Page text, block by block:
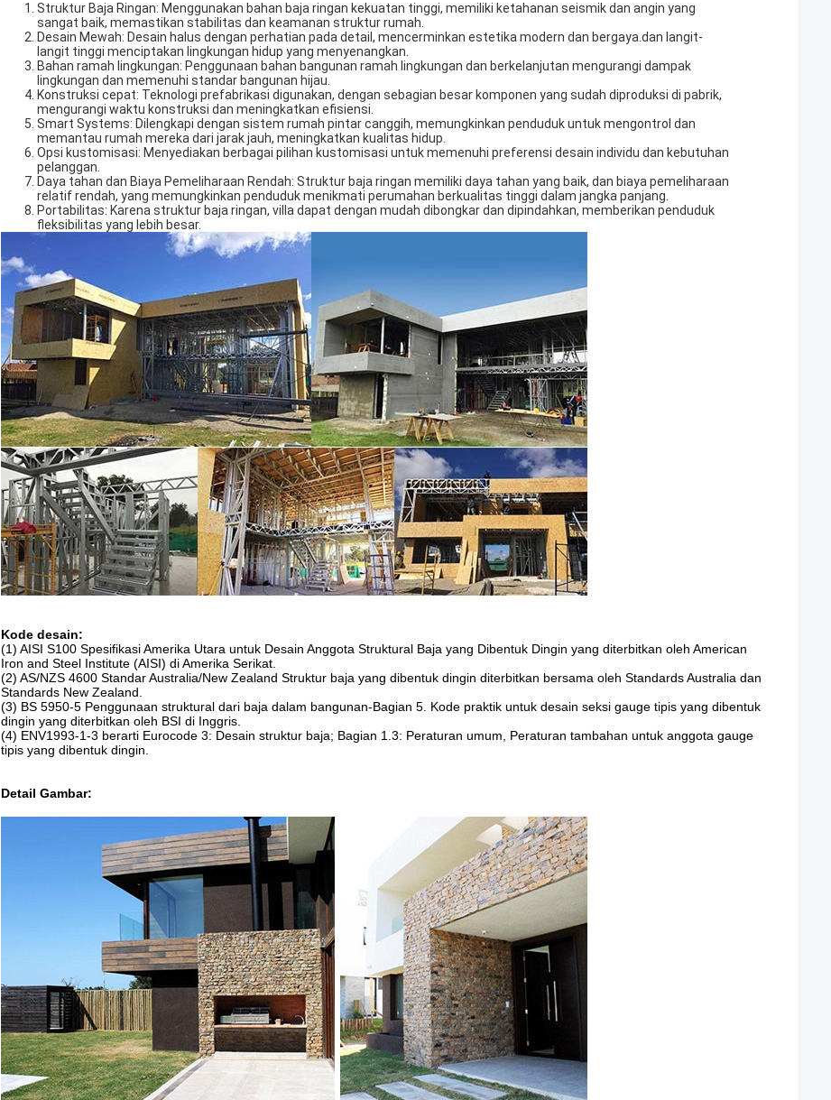
Struktur Baja Ringan: Menggunakan bahan baja ringan kekuatan tinggi, memiliki ketahanan seismik dan angin yang
sangat baik, memastikan stabilitas dan keamanan struktur rumah.
Desain Mewah: Desain halus dengan perhatian pada detail, mencerminkan estetika modern dan bergaya.dan langit-
langit tinggi menciptakan lingkungan hidup yang menyenangkan.
Bahan ramah lingkungan: Penggunaan bahan bangunan ramah lingkungan dan berkelanjutan mengurangi dampak
lingkungan dan memenuhi standar bangunan hijau.
Konstruksi cepat: Teknologi prefabrikasi digunakan, dengan sebagian besar komponen yang sudah diproduksi di pabrik,
mengurangi waktu konstruksi dan meningkatkan efisiensi.
Smart Systems: Dilengkapi dengan sistem rumah pintar canggih, memungkinkan penduduk untuk mengontrol dan
memantau rumah mereka dari jarak jauh, meningkatkan kualitas hidup.
Opsi kustomisasi: Menyediakan berbagai pilihan kustomisasi untuk memenuhi preferensi desain individu dan kebutuhan
pelanggan.
Daya tahan dan Biaya Pemeliharaan Rendah: Struktur baja ringan memiliki daya tahan yang baik, dan biaya pemeliharaan
relatif rendah, yang memungkinkan penduduk menikmati perumahan berkualitas tinggi dalam jangka panjang.
Portabilitas: Karena struktur baja ringan, villa dapat dengan mudah dibongkar dan dipindahkan, memberikan penduduk
fleksibilitas yang lebih besar.
Kode desain:
(1) AISI S100 Spesifikasi Amerika Utara untuk Desain Anggota Struktural Baja yang Dibentuk Dingin yang diterbitkan oleh American
Iron and Steel Institute (AISI) di Amerika Serikat.
(2) AS/NZS 4600 Standar Australia/New Zealand Struktur baja yang dibentuk dingin diterbitkan bersama oleh Standards Australia dan
Standards New Zealand.
(3) BS 5950-5 Penggunaan struktural dari baja dalam bangunan-Bagian 5. Kode praktik untuk desain seksi gauge tipis yang dibentuk
dingin yang diterbitkan oleh BSI di Inggris.
(4) ENV1993-1-3 berarti Eurocode 3: Desain struktur baja; Bagian 1.3: Peraturan umum, Peraturan tambahan untuk anggota gauge
tipis yang dibentuk dingin.
Detail Gambar: